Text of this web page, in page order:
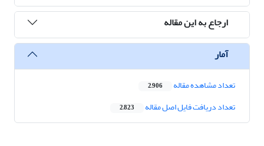
ارجاع به این مقاله
آمار
تعداد مشاهده مقاله 2,906
تعداد دریافت فایل اصل مقاله 2,823